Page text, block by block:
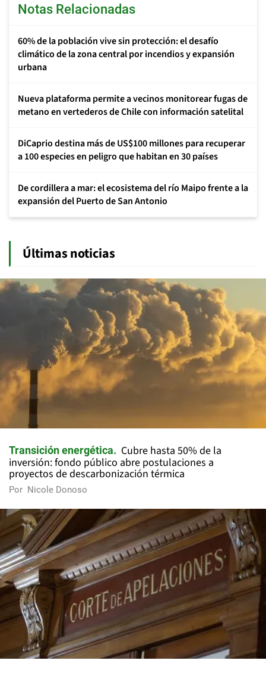
Notas Relacionadas
60% de la población vive sin protección: el desafío
climático de la zona central por incendios y expansión
urbana
Nueva plataforma permite a vecinos monitorear fugas de
metano en vertederos de Chile con información satelital
DiCaprio destina más de US$100 millones para recuperar
a 100 especies en peligro que habitan en 30 países
De cordillera a mar: el ecosistema del río Maipo frente a la
expansión del Puerto de San Antonio
Últimas noticias
Transición energética
Cubre hasta 50% de la
inversión: fondo público abre postulaciones a
proyectos de descarbonización térmica
Por Nicole Donoso